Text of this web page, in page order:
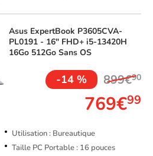
Asus ExpertBook P3605CVA-
PL0191 - 16" FHD+ i5-13420H
16Go 512Go Sans OS
-14 % 899€90
769€99
Utilisation : Bureautique
Taille PC Portable : 16 pouces